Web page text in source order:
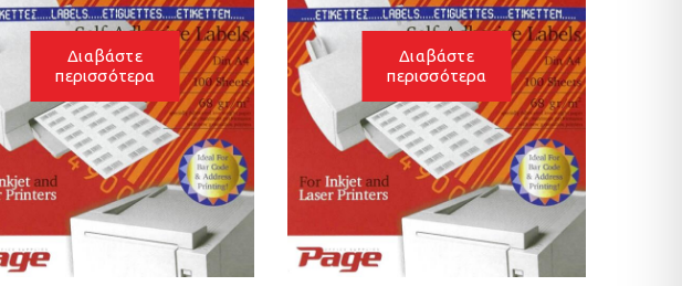
Διαβάστε
περισσότερα
Διαβάστε
περισσότερα